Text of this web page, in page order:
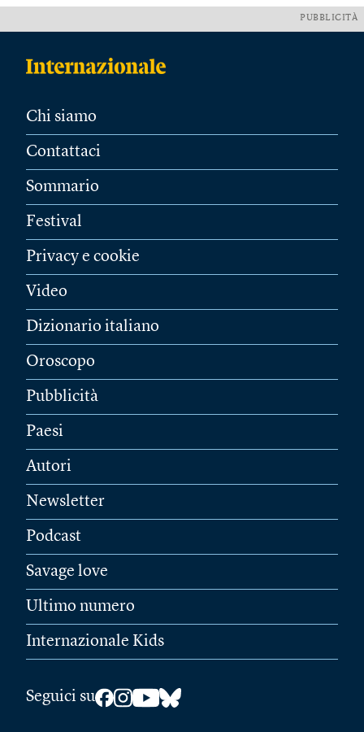
PUBBLICITÀ
Chi siamo
Contattaci
Sommario
Festival
Privacy e cookie
Video
Dizionario italiano
Oroscopo
Pubblicità
Paesi
Autori
Newsletter
Podcast
Savage love
Ultimo numero
Internazionale Kids
Seguici su